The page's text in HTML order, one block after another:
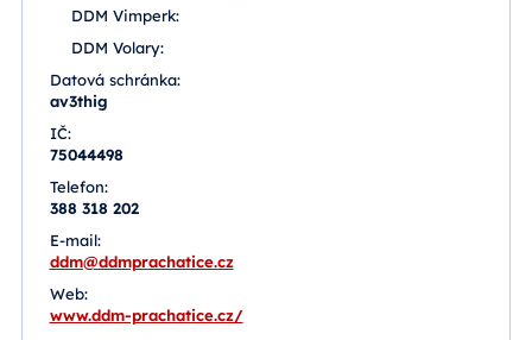
DDM Vimperk:
DDM Volary:
Datová schránka:
av3thig
IČ:
75044498
Telefon:
388 318 202
E-mail:
ddm@ddmprachatice.cz
Web:
www.ddm-prachatice.cz/